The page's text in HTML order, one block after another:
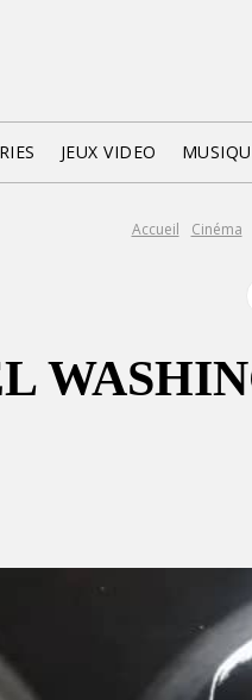
JEUX VIDEO
Accueil Cinéma